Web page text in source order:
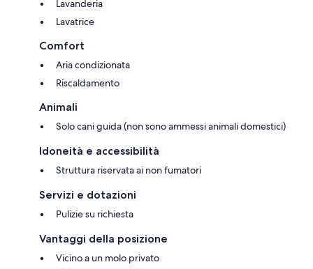
Lavanderia
Lavatrice
Comfort
Aria condizionata
Riscaldamento
Animali
Solo cani guida (non sono ammessi animali domestici)
Idoneità e accessibilità
Struttura riservata ai non fumatori
Servizi e dotazioni
Pulizie su richiesta
Vantaggi della posizione
Vicino a un molo privato